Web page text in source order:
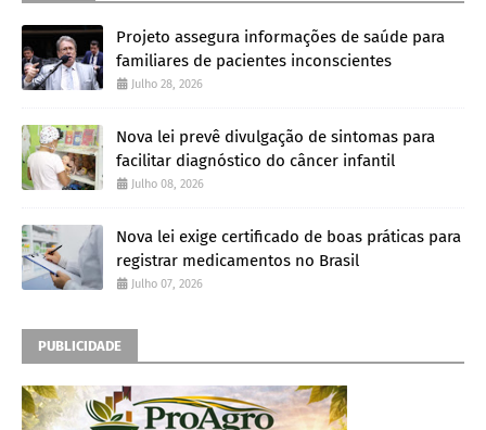
Projeto assegura informações de saúde para
familiares de pacientes inconscientes
Julho 28, 2026
Nova lei prevê divulgação de sintomas para
facilitar diagnóstico do câncer infantil
Julho 08, 2026
Nova lei exige certificado de boas práticas para
registrar medicamentos no Brasil
Julho 07, 2026
PUBLICIDADE